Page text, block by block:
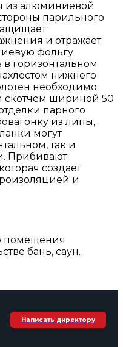
из алюминиевой
парильного
и отражает
фольгу
в горизонтальном
нижнего
необходимо
шириной 50
парного
из липы,
могут
так и
Прибивают
создает
и
помещения
бань, саун.
Написать директору